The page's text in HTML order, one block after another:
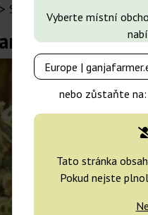
Vyberte místní
nebo zůstaňte na:
Tato stránka
Pokud nejste
Sour Diesel